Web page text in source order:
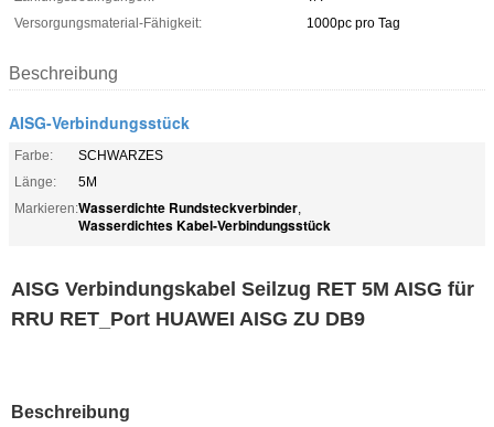
Versorgungsmaterial-Fähigkeit:
1000pc pro Tag
Beschreibung
AISG-Verbindungsstück
Farbe:
SCHWARZES
Länge:
5M
Markieren:Wasserdichte Rundsteckverbinder,
Wasserdichtes Kabel-Verbindungsstück
AISG Verbindungskabel Seilzug RET 5M AISG für
RRU RET_Port HUAWEI AISG ZU DB9
Beschreibung